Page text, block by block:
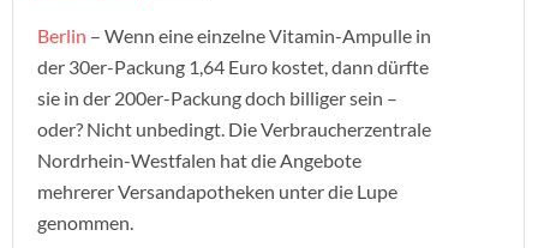
Berlin – Wenn eine einzelne Vitamin-Ampulle in
der 30er-Packung 1,64 Euro kostet, dann dürfte
sie in der 200er-Packung doch billiger sein –
oder? Nicht unbedingt. Die Verbraucherzentrale
Nordrhein-Westfalen hat die Angebote
mehrerer Versandapotheken unter die Lupe
genommen.